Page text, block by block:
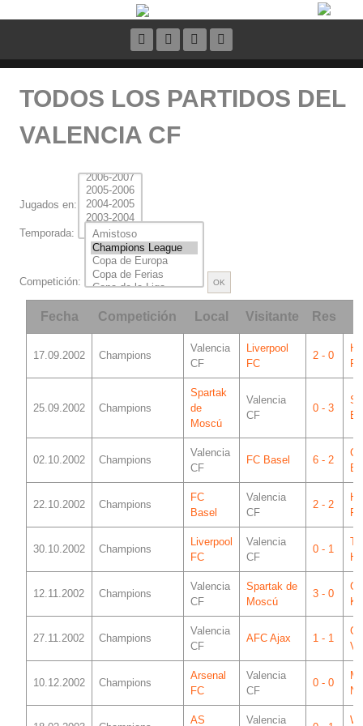
TODOS LOS PARTIDOS DEL
VALENCIA CF
Temporada:
Jugados en:
Competición:
Fecha Competición Local Visitante Res
17.09.2002 Champions
Valencia
CF
Liverpool
FC
2 - 0
25.09.2002 Champions
Spartak
de
Moscú
Valencia
CF
0 - 3
02.10.2002 Champions
Valencia
CF
FC Basel 6 - 2
22.10.2002 Champions
FC
Basel
Valencia
CF
2 - 2
30.10.2002 Champions
Liverpool
FC
Valencia
CF
0 - 1
12.11.2002 Champions
Valencia
CF
Spartak de
Moscú
3 - 0
27.11.2002 Champions
Valencia
CF
AFC Ajax 1 - 1
10.12.2002 Champions
Arsenal
FC
Valencia
CF
0 - 0
AS Valencia